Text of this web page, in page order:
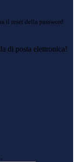
il reset della password
di posta elettronica!